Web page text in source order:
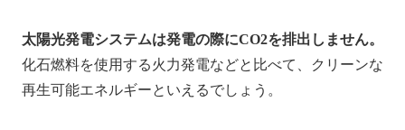
太陽光発電システムは発電の際にCO2を排出しません。
化石燃料を使用する火力発電などと比べて、クリーンな
再生可能エネルギーといえるでしょう。